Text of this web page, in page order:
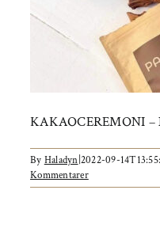
KAKAOCEREMONI
By Haladyn 2022-09-
Kommentarer